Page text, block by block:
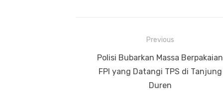
Navigasi
pos
Previous
Previous
post:
Polisi Bubarkan Massa Berpakaian
FPI yang Datangi TPS di Tanjung
Duren